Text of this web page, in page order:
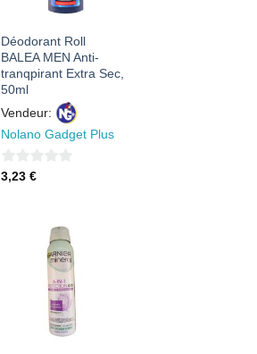
Déodorant Roll
BALEA MEN Anti-
tranqpirant Extra Sec,
50ml
Vendeur:
Nolano Gadget Plus
0
3,23 €
AJOUTER
À MES
FAVORIS